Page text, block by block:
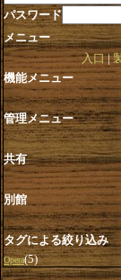
パスワード
メニュー
入口
機能メニュー
管理メニュー
共有
別館
タグによる絞り込み
Opera(5)